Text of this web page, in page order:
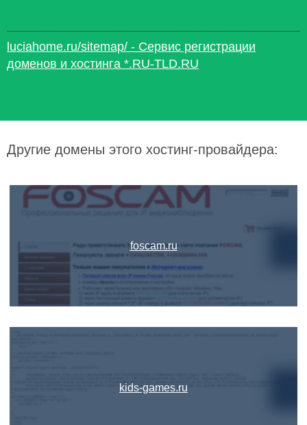
luciahome.ru/sitemap/ - Сервис регистрации
доменов и хостинга *.RU-TLD.RU
Другие домены этого хостинг-провайдера:
foscam.ru
kids-games.ru